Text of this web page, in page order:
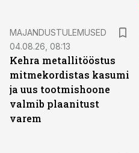
MAJANDUSTULEMUSED
04.08.26, 08:13
Kehra metallitööstus
mitmekordistas kasumi
ja uus tootmishoone
valmib plaanitust
varem